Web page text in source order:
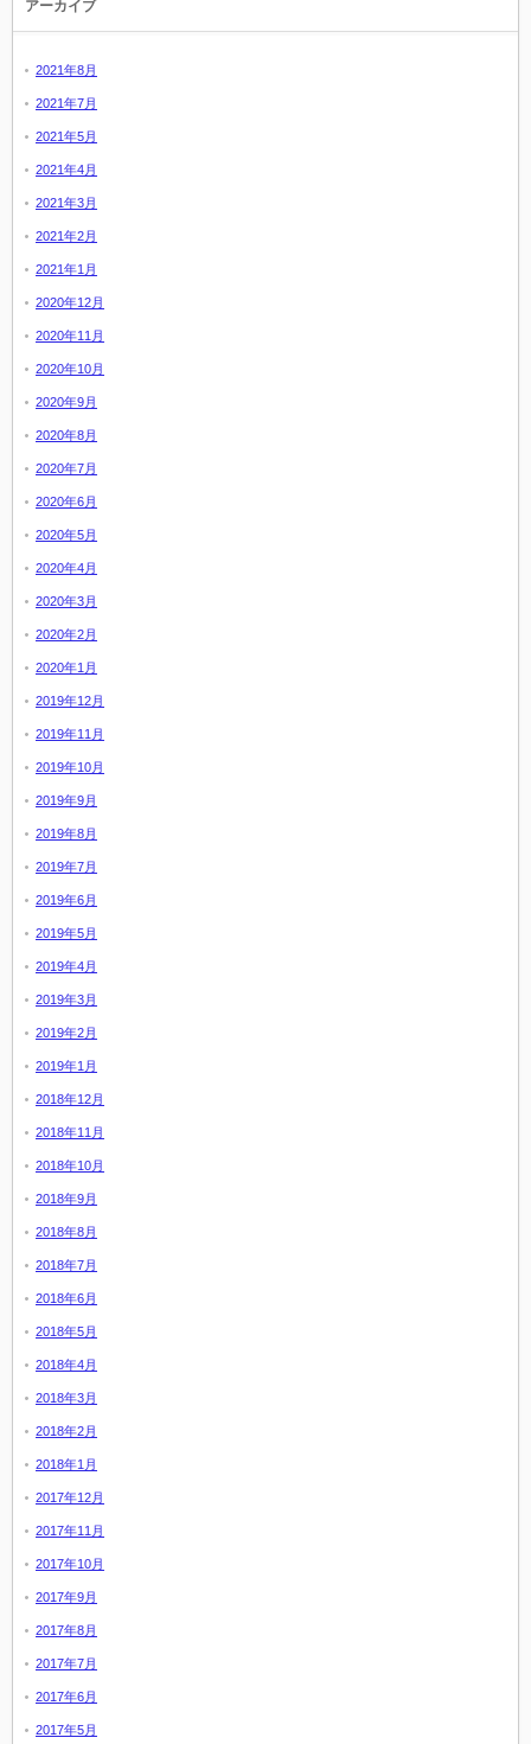
アーカイブ
2021年8月
2021年7月
2021年5月
2021年4月
2021年3月
2021年2月
2021年1月
2020年12月
2020年11月
2020年10月
2020年9月
2020年8月
2020年7月
2020年6月
2020年5月
2020年4月
2020年3月
2020年2月
2020年1月
2019年12月
2019年11月
2019年10月
2019年9月
2019年8月
2019年7月
2019年6月
2019年5月
2019年4月
2019年3月
2019年2月
2019年1月
2018年12月
2018年11月
2018年10月
2018年9月
2018年8月
2018年7月
2018年6月
2018年5月
2018年4月
2018年3月
2018年2月
2018年1月
2017年12月
2017年11月
2017年10月
2017年9月
2017年8月
2017年7月
2017年6月
2017年5月